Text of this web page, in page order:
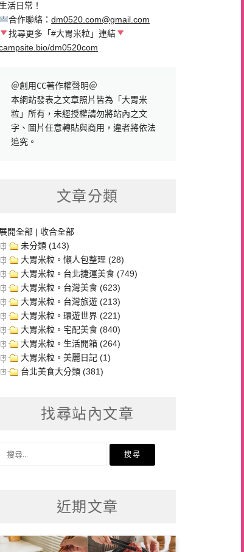
生活日常！
合作聯絡：dm0520.com@gmail.com
找尋更多「#大胃米粒」連結
dm0520com
＠創用CC著作權聲明＠
本網站發表之文章照片皆為「大胃米
粒」所有，未經授權請勿將站內之文
字、圖片任意轉貼與商用，違者將依法
追究。
文章分類
展開全部 | 收合全部
未分類 (143)
大胃米粒。懶人包整理 (28)
大胃米粒。台北捷運美食 (749)
大胃米粒。台灣美食 (623)
大胃米粒。台灣旅遊 (213)
大胃米粒。環遊世界 (221)
大胃米粒。宅配美食 (840)
大胃米粒。生活開箱 (264)
大胃米粒。美麗日記 (1)
台北美食大分類 (381)
找尋站內文章
近期文章